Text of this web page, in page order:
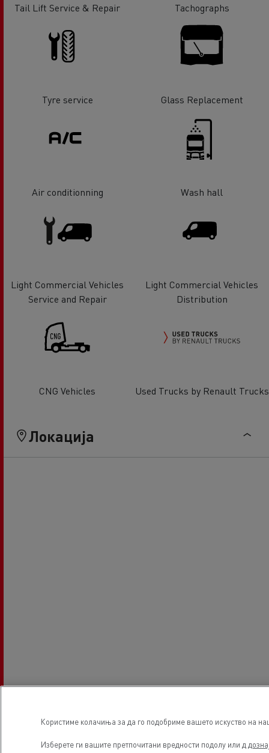
Tail Lift Service & Repair Tachographs
Tyre service Glass Replacement
Air conditionning Wash hall
Light Commercial Vehicles
Service and Repair
Light Commercial Vehicles
Distribution
CNG Vehicles Used Trucks by Renault Trucks
Локација
Користиме колачиња за да го подобриме вашето искуство на
Изберете ги вашите претпочитани вредности подолу или д